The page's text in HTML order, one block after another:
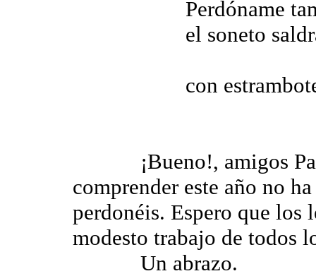
Perdóname
el soneto
con
¡Bueno!, amigos
comprender este año no
perdonéis. Espero que los
modesto trabajo de todos
Un abrazo.